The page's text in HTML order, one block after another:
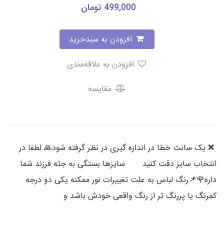
499,000 تومان
مقایسه
​​​​ ❌️ یک سانت خطا در اندازه گیری در نظر گرفته شود🙏 لطفا در
انتخاب سایز دقت کنید سایزها بستگی به جثه فرزند شما
داره🌹📌رنگ لباس به علت تغییرات نور ممکنه یکی دو درجه
کمرنگ یا پررنگ تر از رنگ واقعی خودش باشد و